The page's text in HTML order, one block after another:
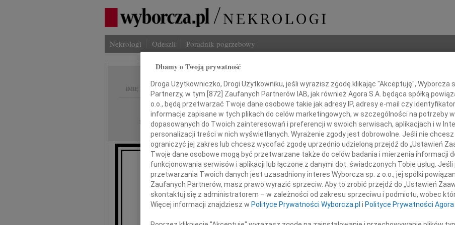
Nekrologi Odeszli Poradnik pogrzebowy
IMIĘ I NAZWISKO:
REGION: cała Polska
DATA EMISJI: 17.12.2025
Aniu,
wyrazy głębokiego współczucia
Imię i
INNE
Z
Z
Z
Dbamy o Twoją prywatność
Droga Użytkowniczko, Drogi Użytkowniku, jeśli wyrazisz zgodę klikając "Akceptuję", Wyborcza
Partnerzy, w tym [872] Zaufanych Partnerów IAB, jak również Agora S.A. będąca spółką
o.o., będą przetwarzać Twoje dane osobowe takie jak adresy IP, adresy e-mail czy
informacje zapisane w tych plikach do celów marketingowych, w szczególności na potrzeby
dopasowanych do Twoich zainteresowań i preferencji w swoich serwisach, aplikacjach i w
personalizacji treści w nich wyświetlanych. Wyrażenie zgody jest dobrowolne. Jeśli nie
ograniczyć jej zakres lub chcesz wycofać zgodę uprzednio udzieloną przejdź do „Ustawień
Twoje dane osobowe mogą być przetwarzane także do celów badania i mierzenia informacji
funkcjonowania serwisów i aplikacji lub łączone z danymi dot. świadczonych Tobie usług.
przetwarzania Twoich danych jest uzasadniony interes Wyborcza sp. z o.o., jej spółki
Zaufanych Partnerów, masz prawo wyrazić sprzeciw. Aby to zrobić przejdź do „Ustawień
skontaktuj się z administratorem – w zależności od zakresu sprzeciwu i podmiotu, wobec
Więcej informacji znajdziesz w Polityce Prywatności Wyborcza.pl i Polityce Prywatności Agora